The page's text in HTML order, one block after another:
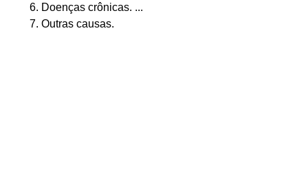
Doenças crônicas. ...
Outras causas.